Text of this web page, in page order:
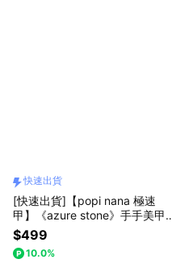
快速出貨
[快速出貨]【popi nana 極速
甲】《azure stone》手手美甲 |
HN-150 (盒裝 / 每款24片)
$499
10.0%